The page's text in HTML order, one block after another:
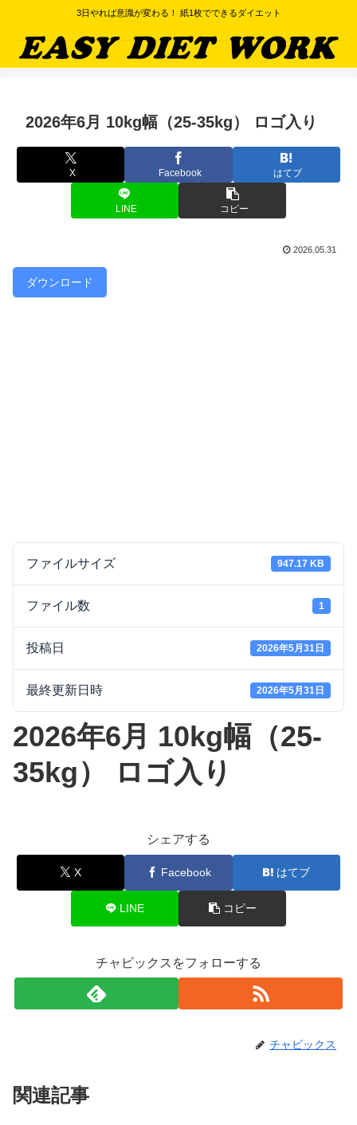
3日やれば意識が変わる！ 紙1枚でできるダイエット
2026年6月 10kg幅（25-35kg） ロゴ入り
X Facebook はてブ
LINE コピー
2026.05.31
ダウンロード
ファイルサイズ 947.17 KB
ファイル数 1
投稿日 2026年5月31日
最終更新日時 2026年5月31日
2026年6月 10kg幅（25-
35kg） ロゴ入り
シェアする
X Facebook はてブ
LINE コピー
チャビックスをフォローする
チャビックス
関連記事